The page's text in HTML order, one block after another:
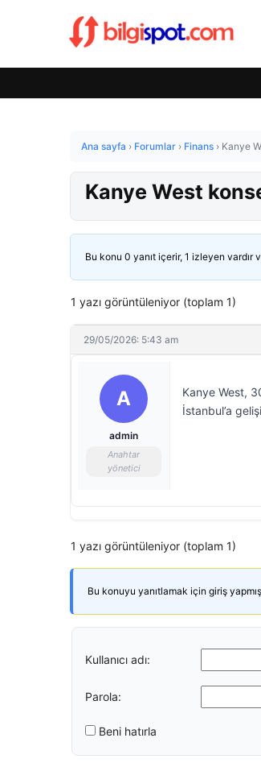
Ana sayfa › Forumlar › Finans › Kanye
Kanye West
Bu konu 0 yanıt içerir, 1 izleyen vardır
1 yazı görüntüleniyor (toplam 1)
29/05/2026: 5:43 am
A
admin
Anahtar
yönetici
Kanye West,
İstanbul’a
1 yazı görüntüleniyor (toplam 1)
Bu konuyu yanıtlamak için giriş yapmış
Kullanıcı adı:
Parola:
Beni hatırla